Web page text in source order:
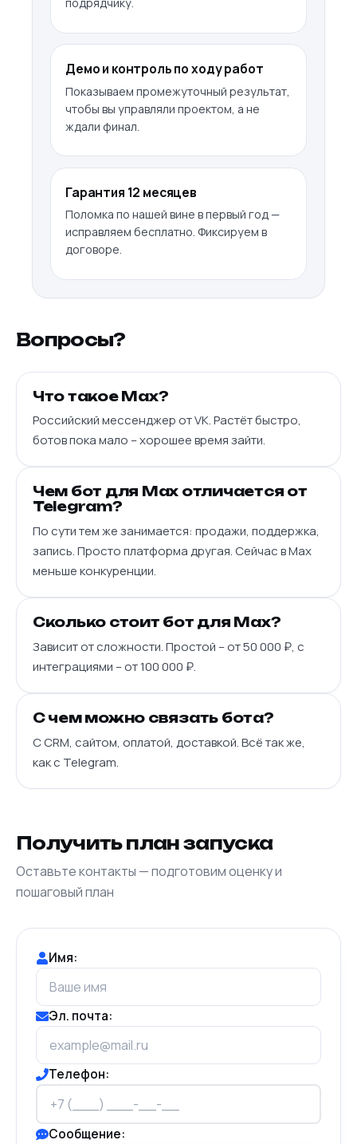
Демо и контроль по ходу работ
Показываем промежуточный результат,
чтобы вы управляли проектом, а не
ждали финал.
Гарантия 12 месяцев
Поломка по нашей вине в первый год —
исправляем бесплатно. Фиксируем в
договоре.
Вопросы?
Что такое Max?
Российский мессенджер от VK. Растёт быстро,
ботов пока мало – хорошее время зайти.
Чем бот для Max отличается от
Telegram?
По сути тем же занимается: продажи, поддержка,
запись. Просто платформа другая. Сейчас в Max
меньше конкуренции.
Сколько стоит бот для Max?
Зависит от сложности. Простой – от 50 000 ₽, с
интеграциями – от 100 000 ₽.
С чем можно связать бота?
С CRM, сайтом, оплатой, доставкой. Всё так же,
как с Telegram.
Получить план запуска
Оставьте контакты — подготовим оценку и
пошаговый план
Имя:
Эл. почта:
Телефон:
Сообщение: